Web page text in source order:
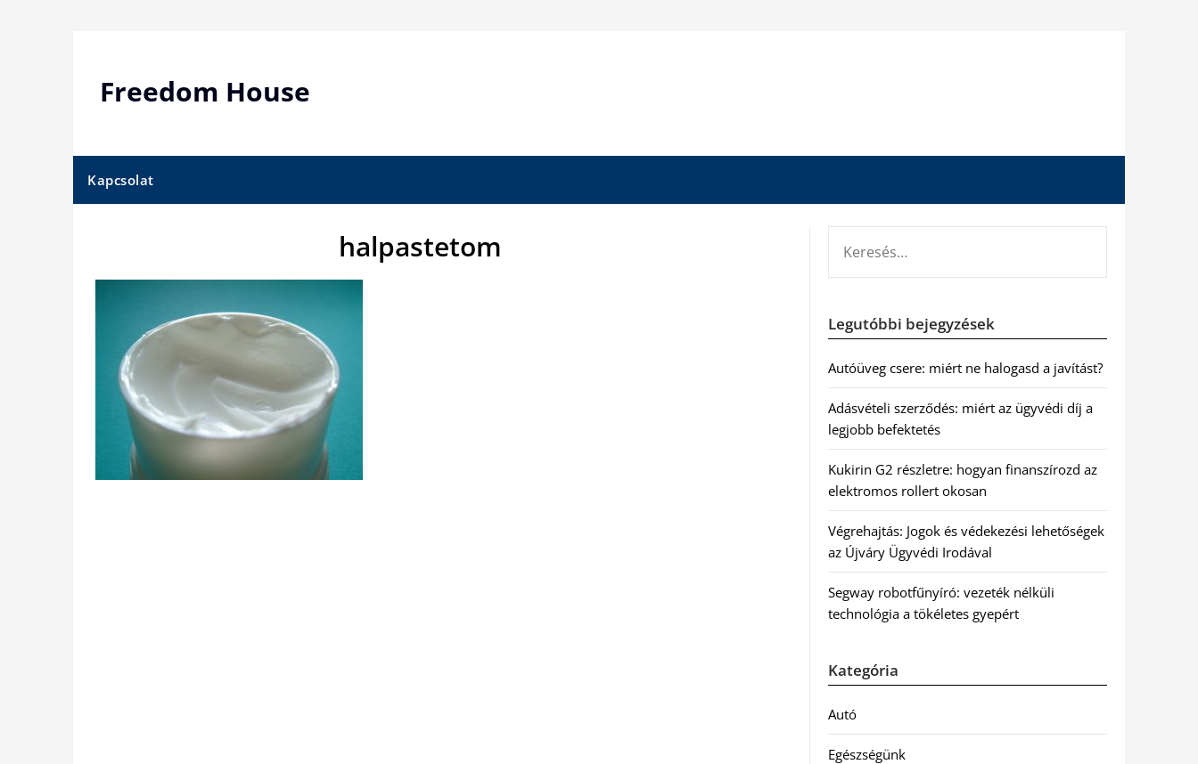
Freedom House
Kapcsolat
halpastetom
Legutóbbi bejegyzések
Autóüveg csere: miért ne halogasd a javítást?
Adásvételi szerződés: miért az ügyvédi díj a
legjobb befektetés
Kukirin G2 részletre: hogyan finanszírozd az
elektromos rollert okosan
Végrehajtás: Jogok és védekezési lehetőségek
az Újváry Ügyvédi Irodával
Segway robotfűnyíró: vezeték nélküli
technológia a tökéletes gyepért
Kategória
Autó
Egészségünk